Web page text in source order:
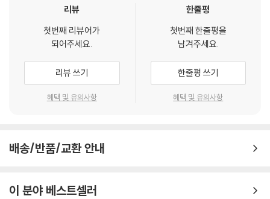
리뷰
첫번째 리뷰어가
되어주세요.
리뷰 쓰기
혜택 및 유의사항
한줄평
첫번째 한줄평을
남겨주세요.
한줄평 쓰기
혜택 및 유의사항
배송/반품/교환 안내
이 분야 베스트셀러